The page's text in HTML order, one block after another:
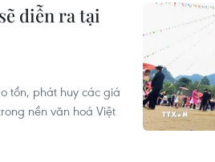
diễn ra tại
tồn, phát huy các giá
nền văn hoá Việt